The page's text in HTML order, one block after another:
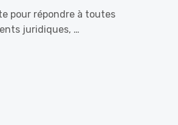
pour répondre à toutes
juridiques, …